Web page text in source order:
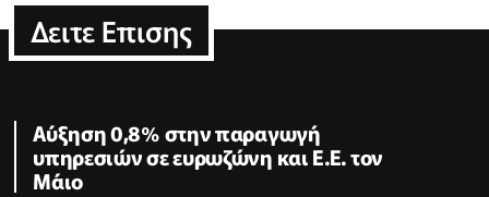
Δειτε Επισης
Αύξηση 0,8% στην παραγωγή
υπηρεσιών σε ευρωζώνη και Ε.Ε. τον
Μάιο